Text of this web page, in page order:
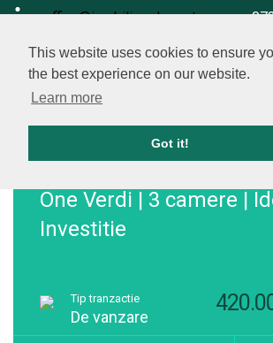
This website uses cookies to ensure
the best experience on our website.
Learn more
Got it!
office@imobiliare-herastrau.ro
vezi pe harta
One Verdi | 3 camere |
Investitie
Tip tranzactie
De vanzare